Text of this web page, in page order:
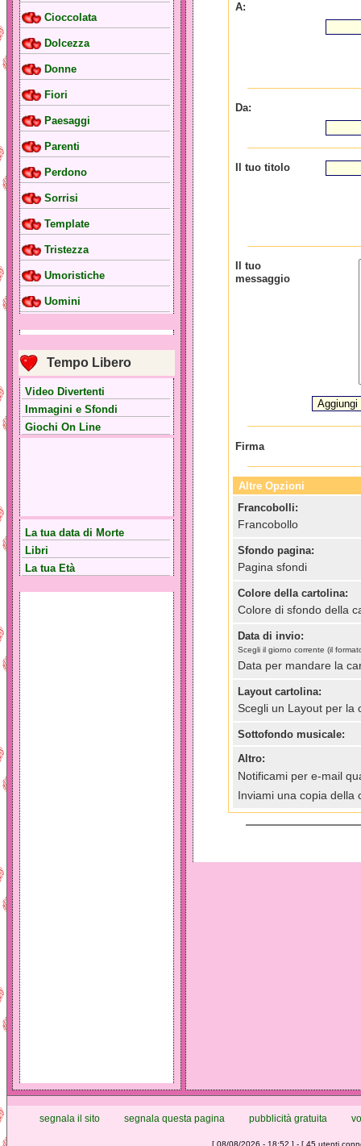
Cioccolata
Dolcezza
Donne
Fiori
Paesaggi
Parenti
Perdono
Sorrisi
Template
Tristezza
Umoristiche
Uomini
Tempo Libero
Video Divertenti
Immagini e Sfondi
Giochi On Line
La tua data di Morte
Libri
La tua Età
A:
Da:
Il tuo titolo
Il tuo
messaggio
Firma
Altre Opzioni
Francobolli:
Francobollo
Sfondo pagina:
Pagina sfondi
Colore della cartolina:
Colore di sfondo della
Data di invio:
Scegli il giorno corrente (il
Data per mandare la
Layout cartolina:
Scegli un Layout per la
Sottofondo musicale:
Altro:
Notificami per e-mail
Inviami una copia della
segnala il sito segnala questa pagina pubblicità gratuita
[ 08/08/2026 - 18:52 ] - [ 45 utenti